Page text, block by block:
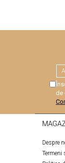
de
Despre
Termeni